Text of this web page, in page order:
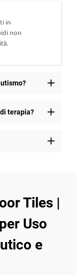
in
non
terapia?
Tiles |
Uso
e